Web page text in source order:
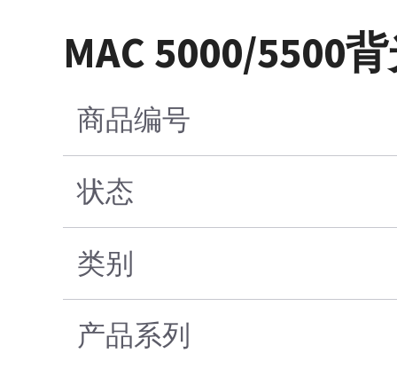
MAC 5000/5500
商品编号
状态
类别
产品系列